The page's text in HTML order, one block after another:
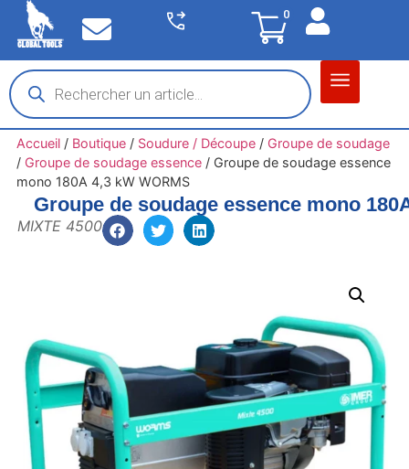
0
Accueil/ Boutique/ Soudure / Découpe/ Groupe de soudage
/ Groupe de soudage essence/ Groupe de soudage essence
mono 180A 4,3 kW WORMS
Groupe de soudage essence mono
MIXTE 4500